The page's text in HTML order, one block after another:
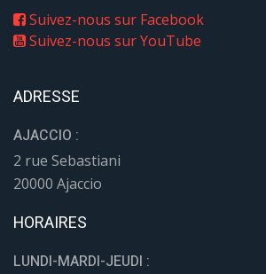
Suivez-nous sur Facebook
Suivez-nous sur YouTube
ADRESSE
AJACCIO :
2 rue Sebastiani
20000 Ajaccio
HORAIRES
LUNDI-MARDI-JEUDI :